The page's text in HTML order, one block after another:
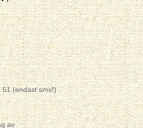
51 (endast sms!)
av